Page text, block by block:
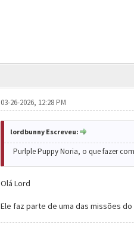
03-26-2026, 12:28 PM
lordbunny Escreveu:
Purlple Puppy Noria, o que fazer
Olá Lord
Ele faz parte de uma das missões